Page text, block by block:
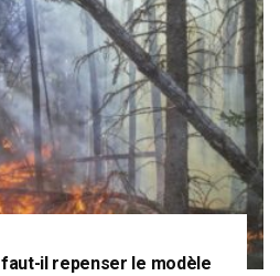
il repenser le modèle